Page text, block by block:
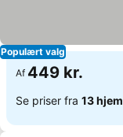
Populært valg
Af 449 kr.
Se priser fra 13